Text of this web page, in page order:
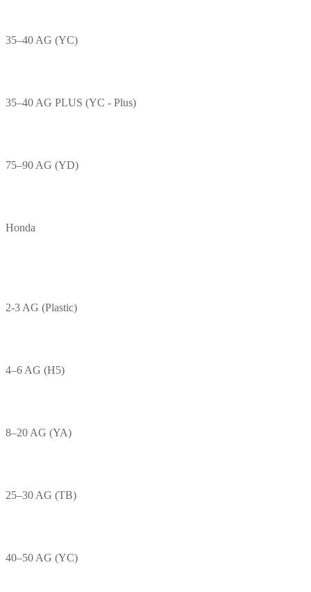
35–40 AG (YC)
35–40 AG PLUS (YC - Plus)
75–90 AG (YD)
Honda
2-3 AG (Plastic)
4–6 AG (H5)
8–20 AG (YA)
25–30 AG (TB)
40–50 AG (YC)